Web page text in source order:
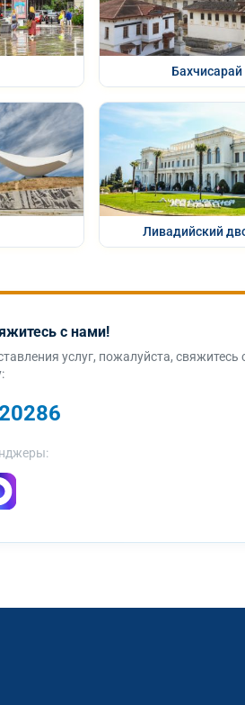
Бахчисарай
Ливадийский
с нами!
услуг, пожалуйста, свяжитесь